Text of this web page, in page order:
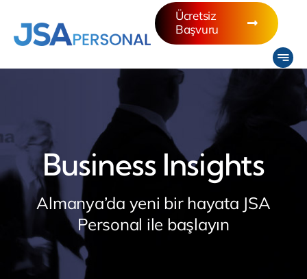
content
Ücretsiz
Başvuru
Business Insights
Almanya’da yeni bir hayata JSA
Personal ile başlayın